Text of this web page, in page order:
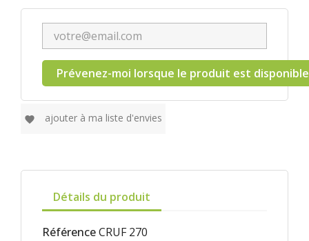
Prévenez-moi lorsque le produit est disponible
favorite ajouter à ma liste d'envies
Détails du produit
RéférenceCRUF 270